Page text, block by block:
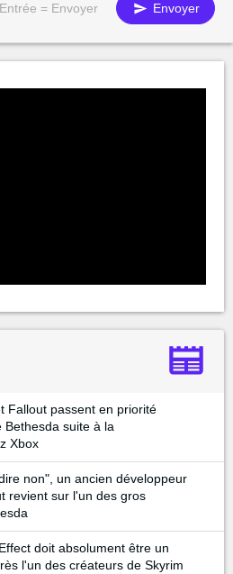
Entrée = Envoyer Envoyer
Fallout passent en priorité
Bethesda suite à la
Xbox
non", un ancien développeur
revient sur l'un des gros
doit absolument être un
l'un des créateurs de Skyrim